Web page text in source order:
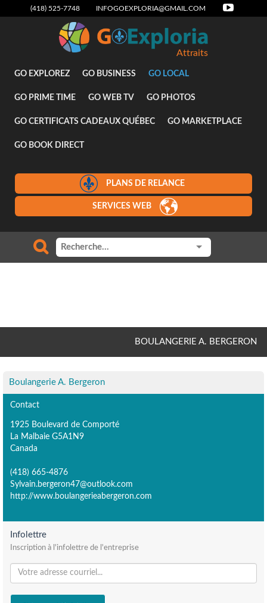
(418) 525-7748 INFOGOEXPLORIA@GMAIL.COM
Attraits
GO EXPLOREZ GO BUSINESS GO LOCAL
GO PRIME TIME GO WEB TV GO PHOTOS
GO CERTIFICATS CADEAUX QUÉBEC GO MARKETPLACE
GO BOOK DIRECT
PLANS DE RELANCE
SERVICES WEB
BOULANGERIE A. BERGERON
Boulangerie A. Bergeron
Contact
1925 Boulevard de Comporté
La Malbaie G5A1N9
Canada
(418) 665-4876
Sylvain.bergeron47@outlook.com
http://www.boulangerieabergeron.com
Infolettre
Inscription à l'infolettre de l'entreprise